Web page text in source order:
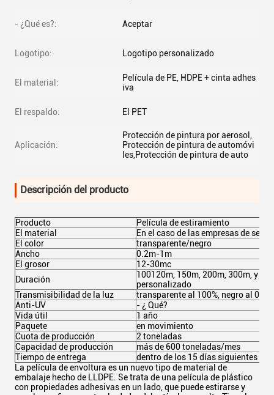
- ¿Qué es?: Aceptar
Logotipo: Logotipo personalizado
El material:
Película de PE, HDPE + cinta adhes
iva
El respaldo: El PET
Aplicación:
Protección de pintura por aerosol,
Protección de pintura de automóvi
les,Protección de pintura de auto
Descripción del producto
Producto
Película de estiramiento
El material
En el caso de las empresas de
El color
transparente/negro
Ancho
0.2m-1m
El grosor
12-30mc
Duración
100120m, 150m, 200m, 300m, y
personalizado
Transmisibilidad de la luz
transparente al 100%, negro al 0%
Anti-UV
- ¿ Qué?
Vida útil
1 año
Paquete
en movimiento
Cuota de producción
2 toneladas
Capacidad de producción
más de 600 toneladas/mes
Tiempo de entrega
dentro de los 15 días siguientes a
La película de envoltura es un nuevo tipo de material de
embalaje hecho de LLDPE. Se trata de una película de plástico
con propiedades adhesivas en un lado, que puede estirarse y